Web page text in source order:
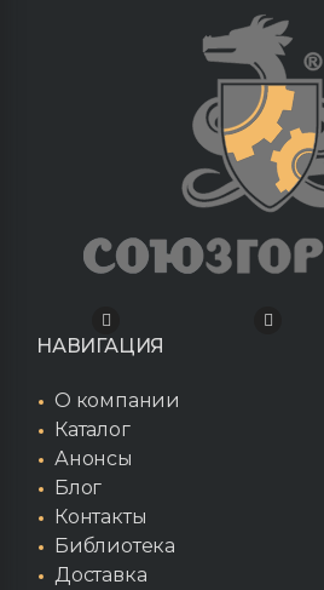
НАВИГАЦИЯ
О компании
Каталог
Анонсы
Блог
Контакты
Библиотека
Доставка